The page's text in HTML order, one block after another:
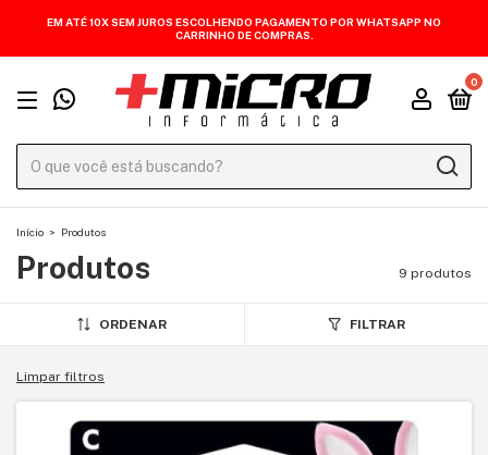
EM ATÉ 10X SEM JUROS ESCOLHENDO PAGAMENTO POR WHATSAPP NO
CARRINHO DE COMPRAS.
0
Início > Produtos
Produtos 9 produtos
ORDENAR FILTRAR
Limpar filtros